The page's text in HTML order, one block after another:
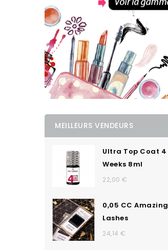
MEILLEURS VENDEURS
Ultra Top Coat 4
Weeks 8ml
22,00 €
0,05 CC Amazing
Lashes
24,14 €